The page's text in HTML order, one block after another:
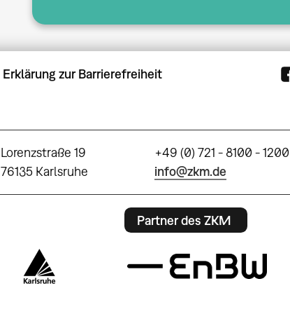
Erklärung zur Barrierefreiheit
Lorenzstraße 19
76135 Karlsruhe
+49 (0) 721 - 8100 - 1200
info@zkm.de
Partner des ZKM